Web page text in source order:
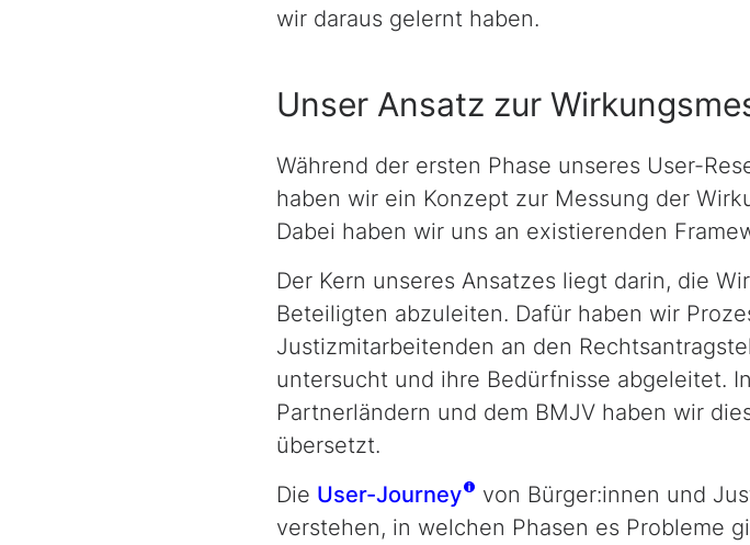
wir daraus gelernt haben.
Unser Ansatz zur
Während der ersten Phase unseres User-
haben wir ein Konzept zur Messung der
Dabei haben wir uns an existierenden
Der Kern unseres Ansatzes liegt darin, die
Beteiligten abzuleiten. Dafür haben wir
Justizmitarbeitenden an den
untersucht und ihre Bedürfnisse abgeleitet. In
Partnerländern und dem BMJV haben wir
übersetzt.
Die User-Journey
von Bürger:innen und
verstehen, in welchen Phasen es Probleme